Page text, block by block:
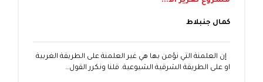
كمال جنبلاط
إن العلمنة التي نؤمن بها هي غير العلمنة على الطريقة الغربية
او على الطريقة الشرقية الشيوعية. قلنا ونكرر القول…